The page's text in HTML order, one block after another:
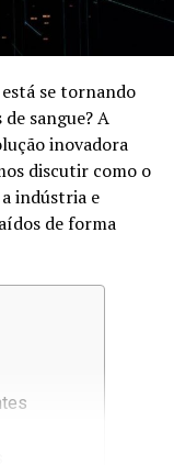
se tornando
sangue? A
inovadora
discutir como o
indústria e
de forma